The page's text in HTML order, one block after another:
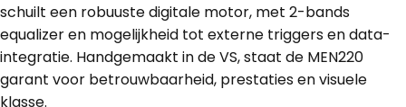
schuilt een robuuste digitale motor, met 2-bands
equalizer en mogelijkheid tot externe triggers en data-
integratie. Handgemaakt in de VS, staat de MEN220
garant voor betrouwbaarheid, prestaties en visuele
klasse.